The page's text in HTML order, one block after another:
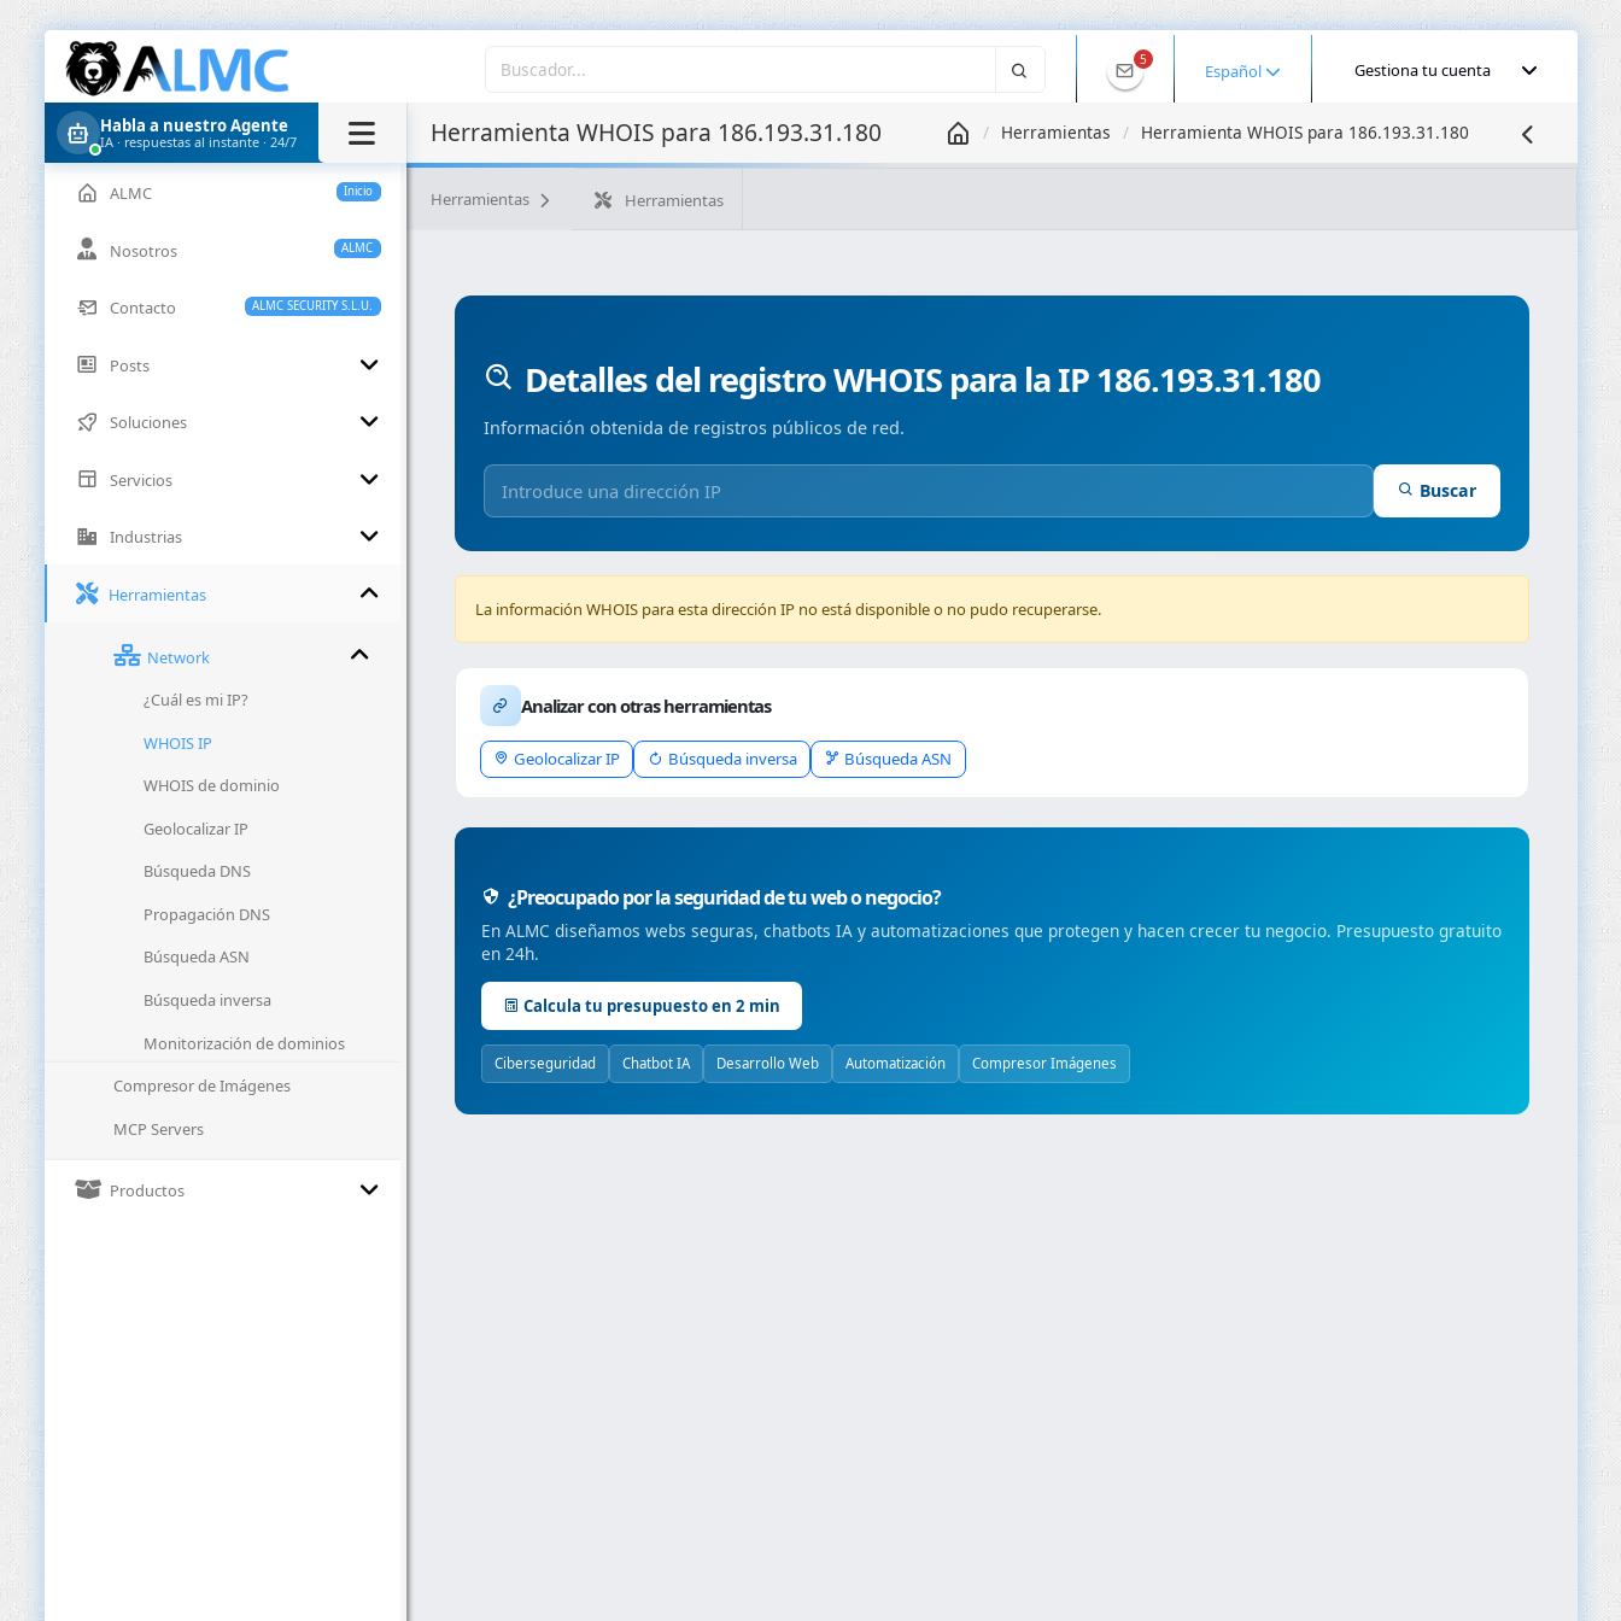
5
Español Gestiona tu cuenta
Habla a nuestro Agente
IA · respuestas al instante · 24/7
Inicio
ALMC
ALMC
Nosotros
ALMC SECURITY S.L.U.
Contacto
Posts
Soluciones
Servicios
Industrias
Herramientas
Network
¿Cuál es mi IP?
WHOIS IP
WHOIS de dominio
Geolocalizar IP
Búsqueda DNS
Propagación DNS
Búsqueda ASN
Búsqueda inversa
Monitorización de dominios
Compresor de Imágenes
MCP Servers
Productos
Herramienta WHOIS para 186.193.31.180 Herramientas Herramienta WHOIS para 186.193.31.180
Herramientas Herramientas
Detalles del registro WHOIS para la IP 186.193.31.180
Información obtenida de registros públicos de red.
Buscar
La información WHOIS para esta dirección IP no está disponible o no pudo recuperarse.
Analizar con otras herramientas
Geolocalizar IP Búsqueda inversa Búsqueda ASN
¿Preocupado por la seguridad de tu web o negocio?
En ALMC diseñamos webs seguras, chatbots IA y automatizaciones que protegen y hacen crecer tu negocio. Presupuesto gratuito
en 24h.
Calcula tu presupuesto en 2 min
Ciberseguridad Chatbot IA Desarrollo Web Automatización Compresor Imágenes